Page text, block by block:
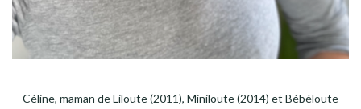
Céline, maman de Liloute (2011), Miniloute (2014) et Bébéloute